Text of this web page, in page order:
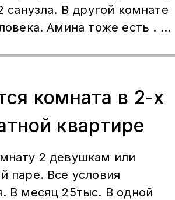
санузла. В другой комнате
Амина тоже есть . От
комната в 2-х
квартире
2 девушкам или
паре. Все условия
25тыс. В одной